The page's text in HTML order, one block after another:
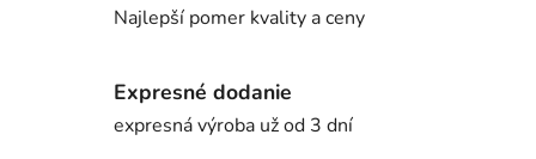
Najlepší pomer kvality a ceny
Expresné dodanie
expresná výroba už od 3 dní